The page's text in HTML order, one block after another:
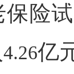
险
4.26亿